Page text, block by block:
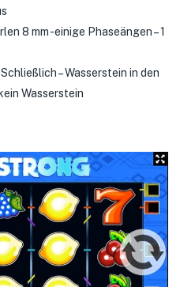
8 mm -einige Phaseängen – 1
– Wasserstein in den
Wasserstein